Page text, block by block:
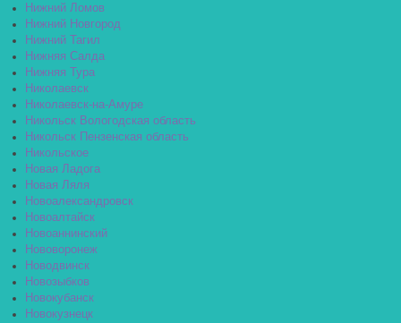
Нижний Ломов
Нижний Новгород
Нижний Тагил
Нижняя Салда
Нижняя Тура
Николаевск
Николаевск-на-Амуре
Никольск Вологодская область
Никольск Пензенская область
Никольское
Новая Ладога
Новая Ляля
Новоалександровск
Новоалтайск
Новоаннинский
Нововоронеж
Новодвинск
Новозыбков
Новокубанск
Новокузнецк